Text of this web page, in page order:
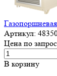
Артикул:
Цена по
В корзину